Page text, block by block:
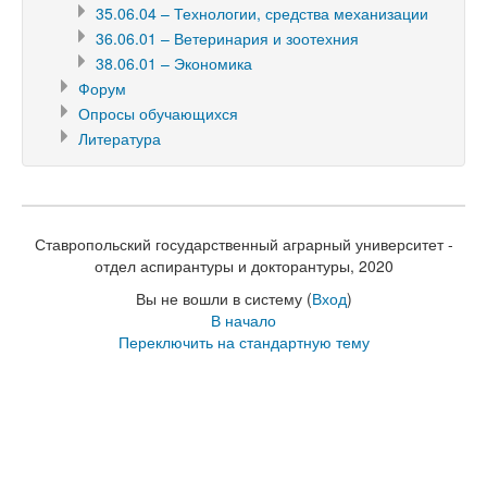
35.06.04 – Технологии, средства механизации
36.06.01 – Ветеринария и зоотехния
38.06.01 – Экономика
Форум
Опросы обучающихся
Литература
Ставропольский государственный аграрный университет -
отдел аспирантуры и докторантуры, 2020
Вы не вошли в систему (Вход)
В начало
Переключить на стандартную тему